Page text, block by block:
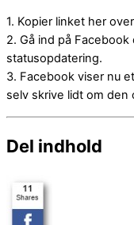
1. Kopier linket her over
2. Gå ind på
statusopdatering.
3. Facebook viser nu
selv skrive lidt om den
Del indhold